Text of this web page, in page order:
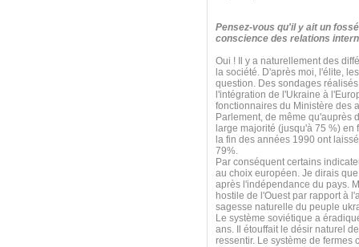
Pensez-vous qu'il y ait un
conscience des relations
Oui ! Il y a naturellement des
la société. D'après moi, l'élite,
question. Des sondages
l'intégration de l'Ukraine à
fonctionnaires du Ministère des
Parlement, de même qu'auprès
large majorité (jusqu'à 75 %)
la fin des années 1990 ont
79%.
Par conséquent certains
au choix européen. Je dirais
après l'indépendance du pays.
hostile de l'Ouest par rapport à
sagesse naturelle du peuple
Le système soviétique a
ans. Il étouffait le désir naturel
ressentir. Le système de